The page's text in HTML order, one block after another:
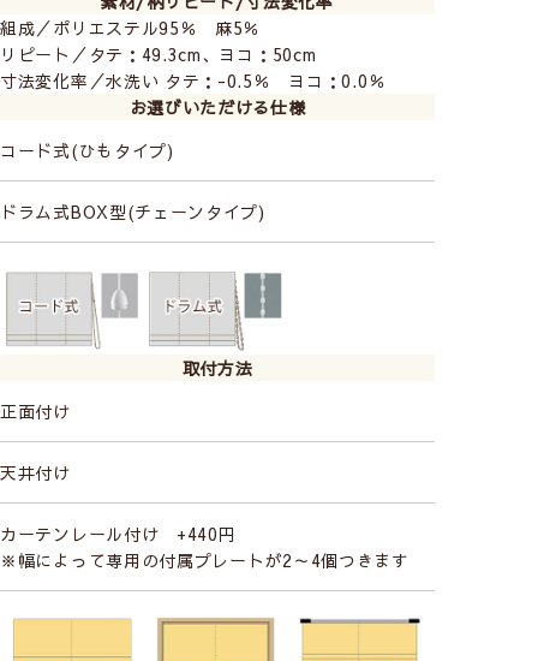
組成／ポリエステル95％ 麻5％
リピート／タテ：49.3cm、ヨコ：50cm
寸法変化率／水洗い タテ：-0.5％ ヨコ：0.0％
お選びいただける仕様
コード式(ひもタイプ)
ドラム式BOX型(チェーンタイプ)
取付方法
正面付け
天井付け
カーテンレール付け +440円
※幅によって専用の付属プレートが2～4個つきます